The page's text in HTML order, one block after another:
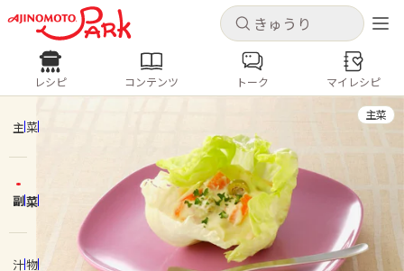
キャンセル
ログインするとレシピを保存できます
新規登録
ホーム
コンテンツ
キャンセル
レシピ コンテンツ
人気の食材・レシピ
きゅうり なす トマト
とうもろこし
みょうが ゴーヤ
レシピ コンテンツ トーク マイレシピ
主菜
副菜
汁物
主菜